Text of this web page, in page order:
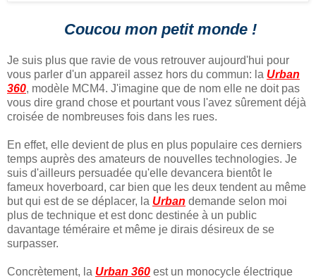
Coucou mon petit monde !
Je suis plus que ravie de vous retrouver aujourd'hui pour
vous parler d'un appareil assez hors du commun: la Urban
360, modèle MCM4. J'imagine que de nom elle ne doit pas
vous dire grand chose et pourtant vous l'avez sûrement déjà
croisée de nombreuses fois dans les rues.
En effet, elle devient de plus en plus populaire ces derniers
temps auprès des amateurs de nouvelles technologies. Je
suis d'ailleurs persuadée qu'elle devancera bientôt le
fameux hoverboard, car bien que les deux tendent au même
but qui est de se déplacer, la Urban demande selon moi
plus de technique et est donc destinée à un public
davantage téméraire et même je dirais désireux de se
surpasser.
Concrètement, la Urban 360 est un monocycle électrique